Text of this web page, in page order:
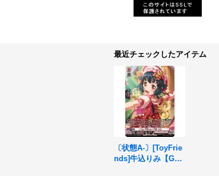
最近チェックしたアイテム
〔状態A-〕[ToyFrie
nds]牛込りみ【GP